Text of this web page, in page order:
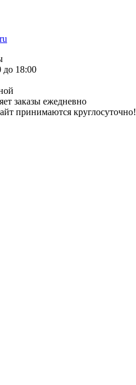
18:00
заказы ежедневно
принимаются круглосуточно!